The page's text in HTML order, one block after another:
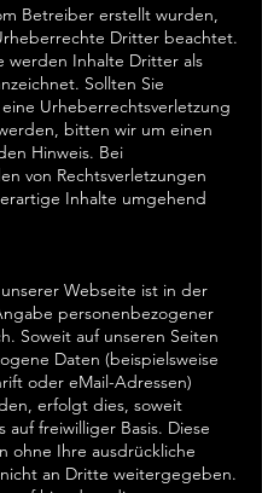
Betreiber erstellt wurden,
Dritter beachtet.
werden Inhalte Dritter als
Sollten Sie
Urheberrechtsverletzung
bitten wir um einen
Hinweis. Bei
von Rechtsverletzungen
Inhalte umgehend
Webseite ist in der
personenbezogener
Soweit auf unseren Seiten
Daten (beispielsweise
oder eMail-Adressen)
erfolgt dies, soweit
auf freiwilliger Basis. Diese
ohne Ihre ausdrückliche
an Dritte weitergegeben.